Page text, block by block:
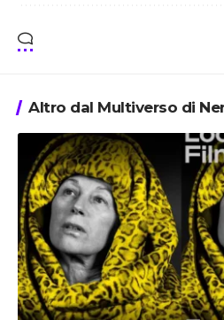
Altro dal Multiverso di